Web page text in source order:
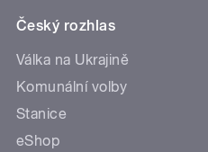
Český rozhlas
Válka na Ukrajině
Komunální volby
Stanice
eShop